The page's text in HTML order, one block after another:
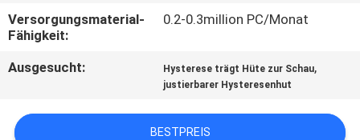
VERBINDUNG
NACHRICHTEN
FÄLLE
Versorgungsmaterial-
Fähigkeit:
0.2-0.3million PC/Monat
Ausgesucht: Hysterese trägt Hüte zur Schau,
justierbarer Hysteresenhut
BESTPREIS